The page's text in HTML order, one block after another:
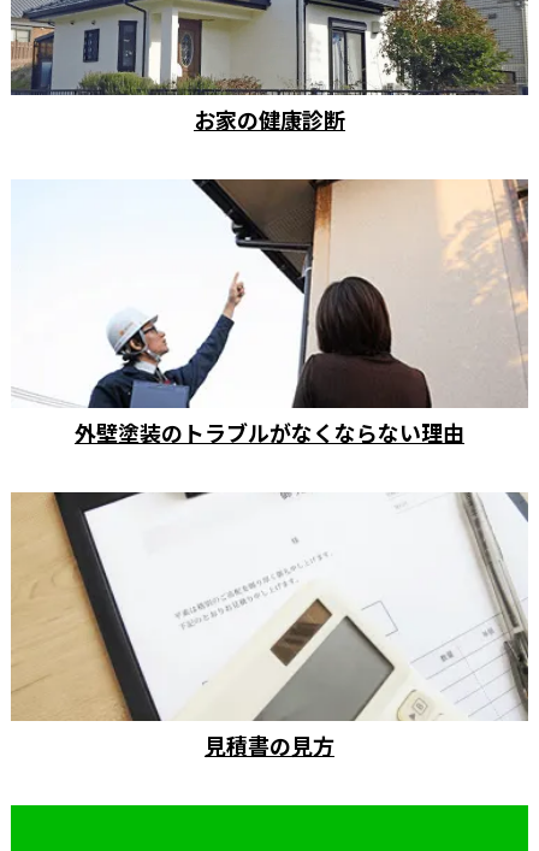
お家の健康診断
外壁塗装のトラブルがなくならない理由
見積書の見方